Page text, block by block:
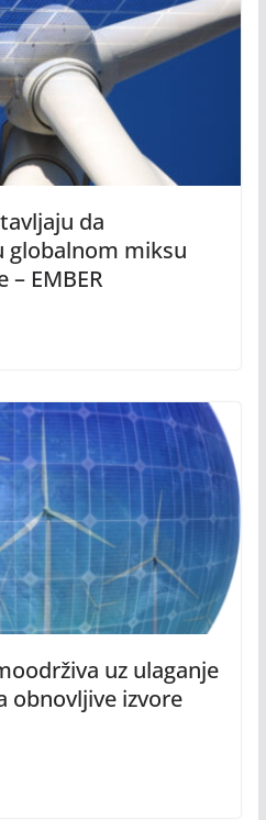
da
globalnom miksu
EMBER
uz ulaganje
obnovljive izvore